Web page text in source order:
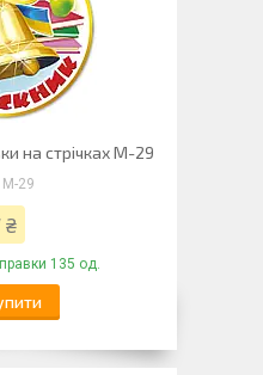
на стрічках М-29
М-29
₴
135 од.